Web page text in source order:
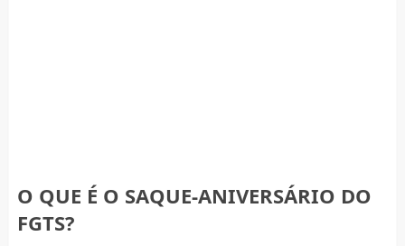
O QUE É O SAQUE-ANIVERSÁRIO DO
FGTS?